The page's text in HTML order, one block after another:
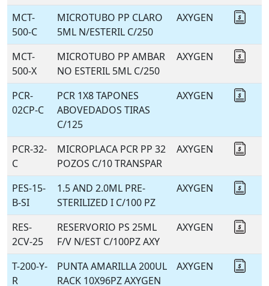
MCT-
500-C
MICROTUBO PP CLARO
5ML N/ESTERIL C/250
AXYGEN
MCT-
500-X
MICROTUBO PP AMBAR
NO ESTERIL 5ML C/250
AXYGEN
PCR-
02CP-C
PCR 1X8 TAPONES
ABOVEDADOS TIRAS
C/125
AXYGEN
PCR-32-
C
MICROPLACA PCR PP 32
POZOS C/10 TRANSPAR
AXYGEN
PES-15-
B-SI
1.5 AND 2.0ML PRE-
STERILIZED I C/100 PZ
AXYGEN
RES-
2CV-25
RESERVORIO PS 25ML
F/V N/EST C/100PZ AXY
AXYGEN
T-200-Y-
R
PUNTA AMARILLA 200UL
RACK 10X96PZ AXYGEN
AXYGEN